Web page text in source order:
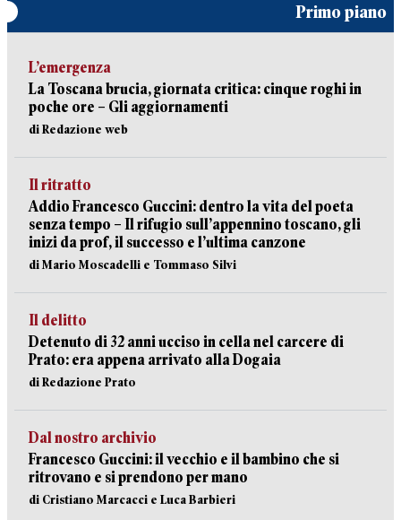
Primo piano
L’emergenza
La Toscana brucia, giornata critica: cinque roghi in
poche ore – Gli aggiornamenti
di Redazione web
Il ritratto
Addio Francesco Guccini: dentro la vita del poeta
senza tempo – Il rifugio sull’appennino toscano, gli
inizi da prof, il successo e l’ultima canzone
di Mario Moscadelli e Tommaso Silvi
Il delitto
Detenuto di 32 anni ucciso in cella nel carcere di
Prato: era appena arrivato alla Dogaia
di Redazione Prato
Dal nostro archivio
Francesco Guccini: il vecchio e il bambino che si
ritrovano e si prendono per mano
di Cristiano Marcacci e Luca Barbieri